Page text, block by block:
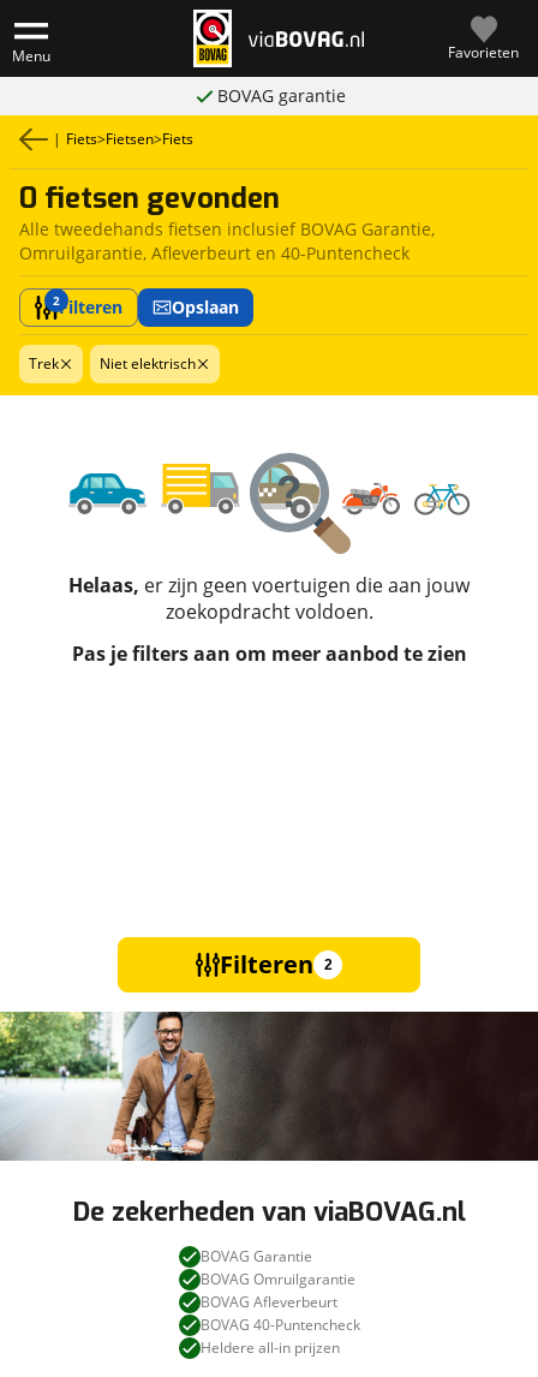
Menu Favorieten
BOVAG garantie
| Fiets>Fietsen>Fiets
0 fietsen gevonden
Alle tweedehands fietsen inclusief BOVAG Garantie,
Omruilgarantie, Afleverbeurt en 40-Puntencheck
2Filteren Opslaan
Trek Niet elektrisch
Helaas, er zijn geen voertuigen die aan jouw
zoekopdracht voldoen.
Pas je filters aan om meer aanbod te zien
Filteren 2
De zekerheden van viaBOVAG.nl
BOVAG Garantie
BOVAG Omruilgarantie
BOVAG Afleverbeurt
BOVAG 40-Puntencheck
Heldere all-in prijzen